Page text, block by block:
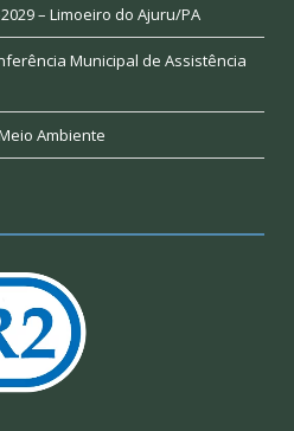
– Limoeiro do Ajuru/PA
Municipal de Assistência
Ambiente